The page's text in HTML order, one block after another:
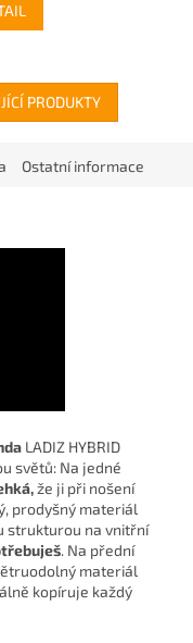
PRODUKTY
Ostatní informace
LADIZ HYBRID
světů: Na jedné
že ji při nošení
prodyšný materiál
strukturou na vnitřní
. Na přední
materiál
kopíruje každý